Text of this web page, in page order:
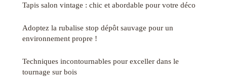
Tapis salon vintage : chic et abordable pour votre déco
Adoptez la rubalise stop dépôt sauvage pour un
environnement propre !
Techniques incontournables pour exceller dans le
tournage sur bois